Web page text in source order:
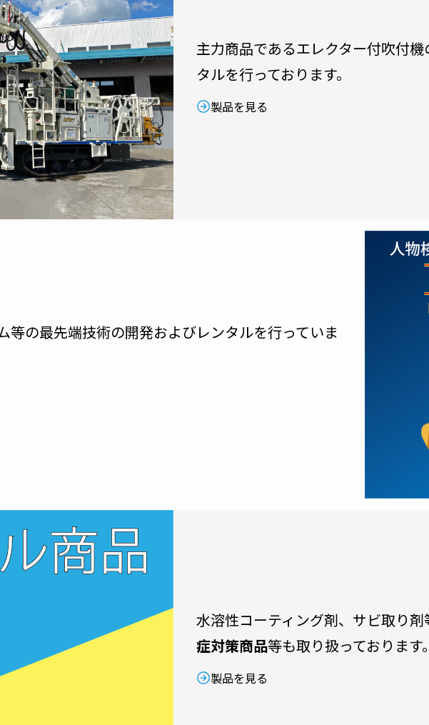
主力商品であるエレクター付吹付
タルを行っております。
製品を見る
等の最先端技術の開発およびレンタルを行っていま
水溶性コーティング剤、サビ取り剤
症対策商品等も取り扱っております
製品を見る